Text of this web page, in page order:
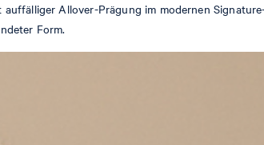
Allover-Prägung im modernen
Form.